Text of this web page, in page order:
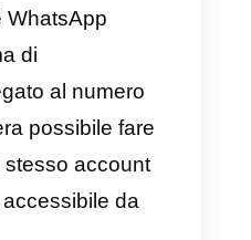
su più